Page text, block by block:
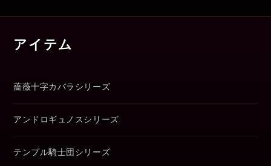
アイテム
薔薇十字カバラシリーズ
アンドロギュノスシリーズ
テンプル騎士団シリーズ